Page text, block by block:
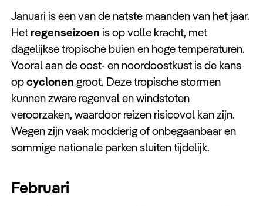
Januari is een van de natste maanden van het jaar.
Het regenseizoen is op volle kracht, met
dagelijkse tropische buien en hoge temperaturen.
Vooral aan de oost- en noordoostkust is de kans
opcyclonen groot. Deze tropische stormen
kunnen zware regenval en windstoten
veroorzaken, waardoor reizen risicovol kan zijn.
Wegen zijn vaak modderig of onbegaanbaar en
sommige nationale parken sluiten tijdelijk.
Februari